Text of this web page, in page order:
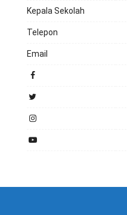
Kepala Sekolah
Telepon
Email